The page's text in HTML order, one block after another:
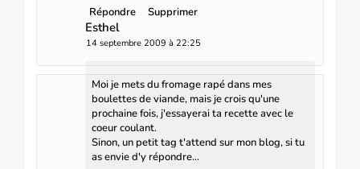
Répondre Supprimer
Esthel
14 septembre 2009 à 22:25
Moi je mets du fromage rapé dans mes
boulettes de viande, mais je crois qu'une
prochaine fois, j'essayerai ta recette avec le
coeur coulant.
Sinon, un petit tag t'attend sur mon blog, si tu
as envie d'y répondre...